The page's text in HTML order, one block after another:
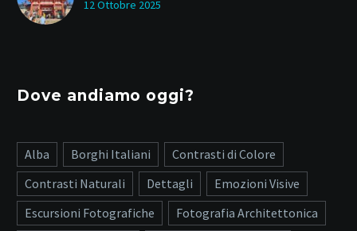
12 Ottobre 2025
Dove andiamo oggi?
Alba Borghi Italiani
Contrasti di Colore
Contrasti Naturali
Dettagli
Emozioni Visive
Escursioni Fotografiche
Fotografia Architettonica